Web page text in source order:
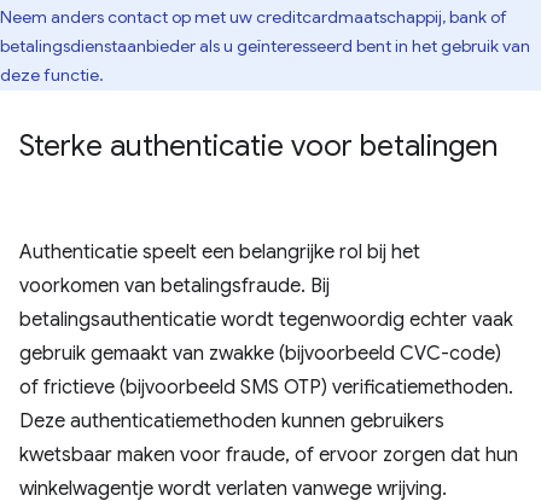
Neem anders contact op met uw creditcardmaatschappij, bank of
betalingsdienstaanbieder als u geïnteresseerd bent in het gebruik van
deze functie.
Sterke authenticatie voor betalingen
Authenticatie speelt een belangrijke rol bij het
voorkomen van betalingsfraude. Bij
betalingsauthenticatie wordt tegenwoordig echter vaak
gebruik gemaakt van zwakke (bijvoorbeeld CVC-code)
of frictieve (bijvoorbeeld SMS OTP) verificatiemethoden.
Deze authenticatiemethoden kunnen gebruikers
kwetsbaar maken voor fraude, of ervoor zorgen dat hun
winkelwagentje wordt verlaten vanwege wrijving.